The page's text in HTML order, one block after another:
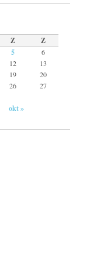
Z Z
5 6
12
13
19 20
26
27
okt »